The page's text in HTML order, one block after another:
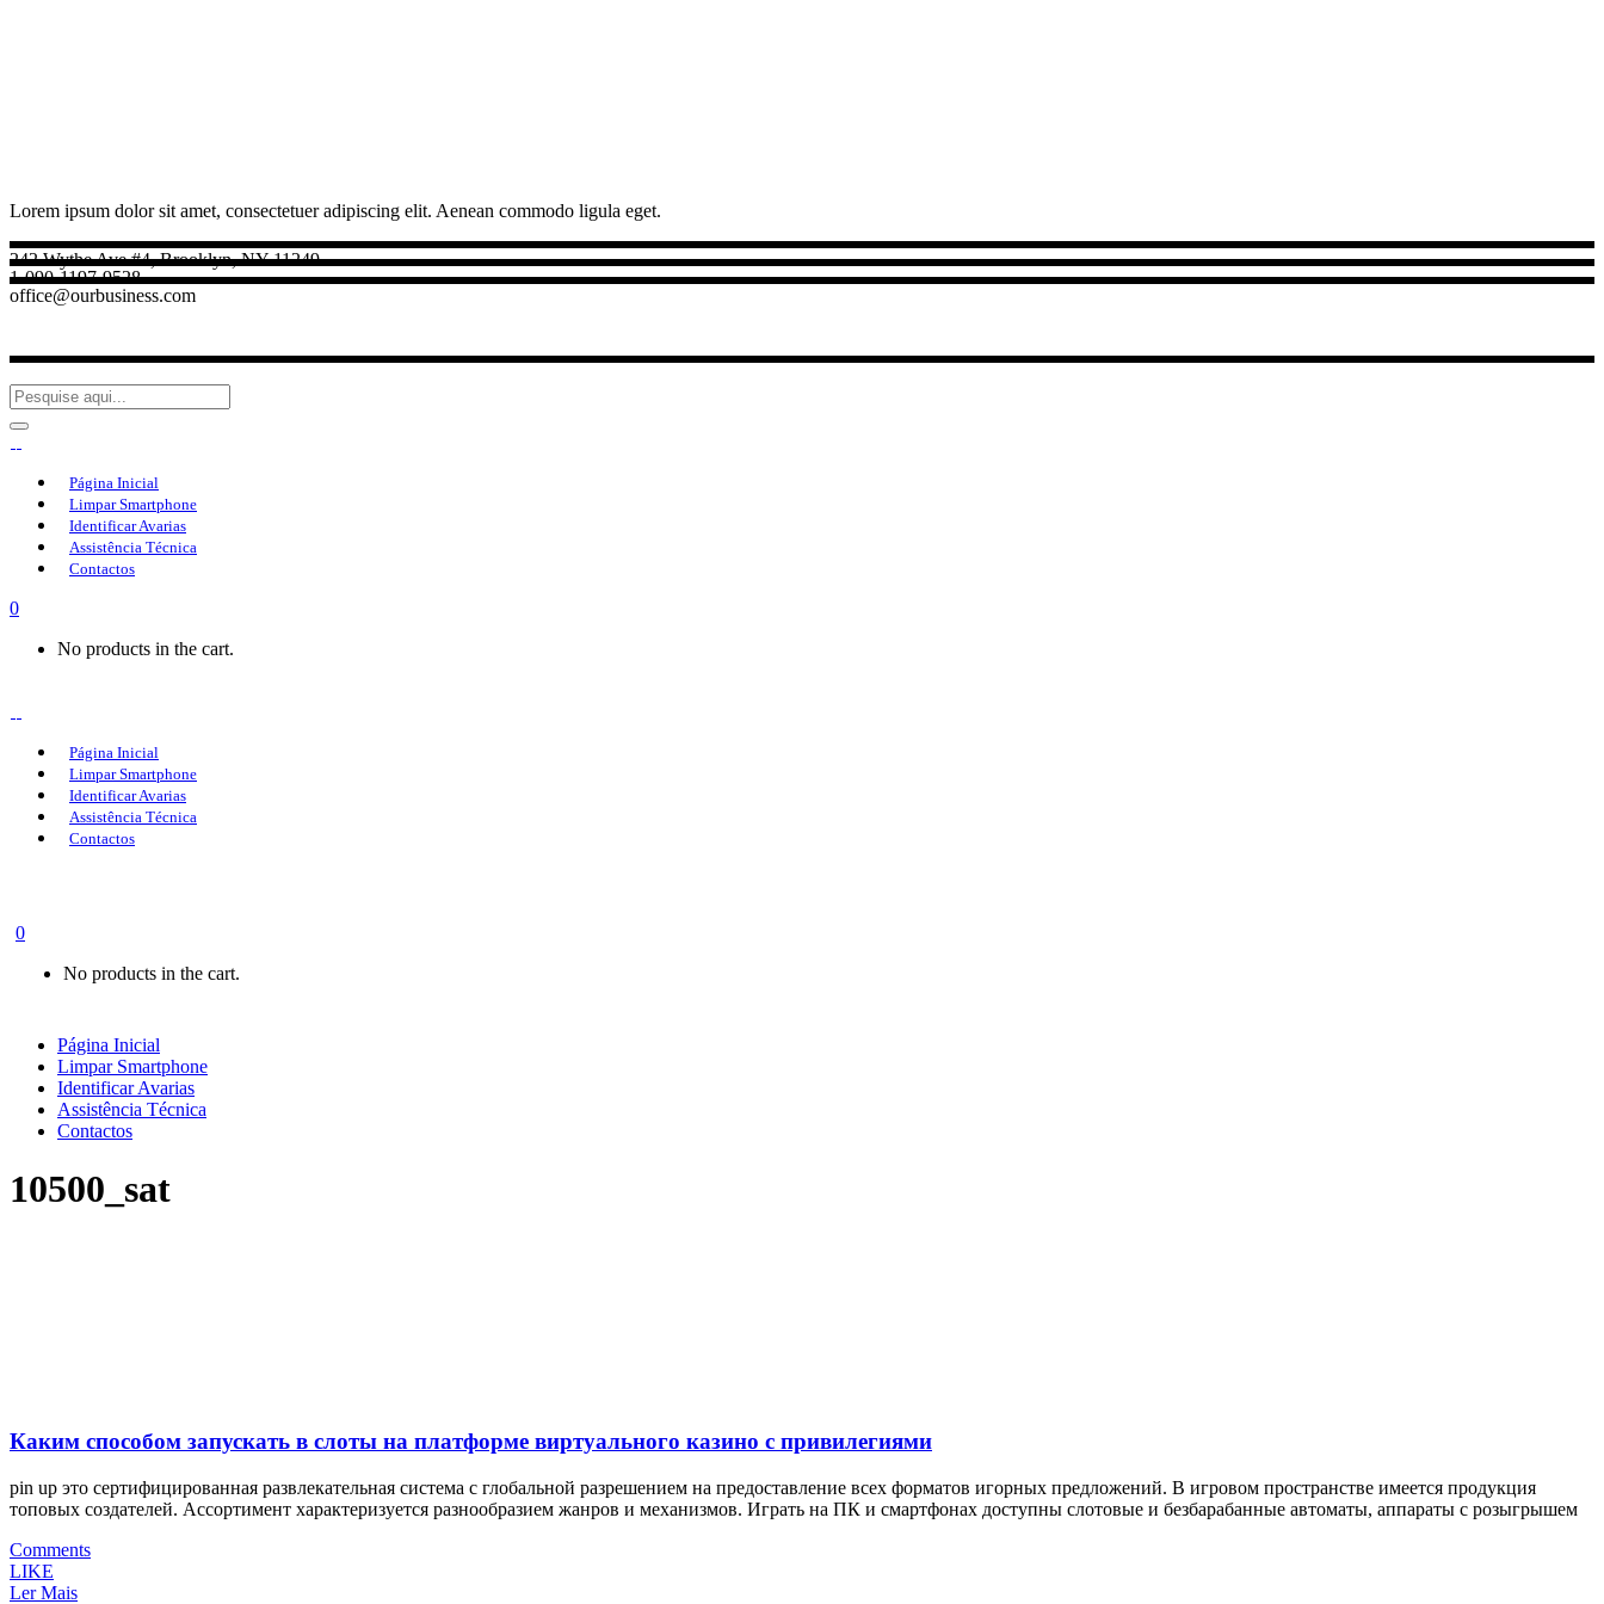
Lorem ipsum dolor sit amet, consectetuer adipiscing elit. Aenean commodo ligula eget.
242 Wythe Ave #4, Brooklyn, NY 11249
1-090-1197-9528
office@ourbusiness.com
Página Inicial
Limpar Smartphone
Identificar Avarias
Assistência Técnica
Contactos
0
No products in the cart.
Página Inicial
Limpar Smartphone
Identificar Avarias
Assistência Técnica
Contactos
0
No products in the cart.
Página Inicial
Limpar Smartphone
Identificar Avarias
Assistência Técnica
Contactos
10500_sat
Каким способом запускать в слоты на платформе виртуального казино с привилегиями
pin up это сертифицированная развлекательная система с глобальной разрешением на предоставление всех форматов игорных предложений. В игровом пространстве имеется продукция
топовых создателей. Ассортимент характеризуется разнообразием жанров и механизмов. Играть на ПК и смартфонах доступны слотовые и безбарабанные автоматы, аппараты с розыгрышем
Comments
LIKE
Ler Mais